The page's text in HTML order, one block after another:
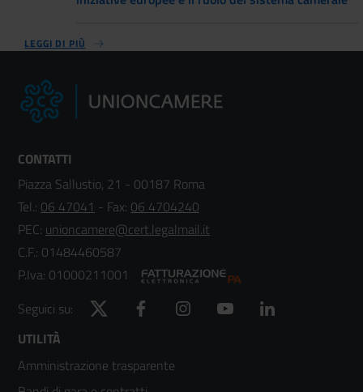
LEGGI DI PIÙ
CONTATTI
Piazza Sallustio, 21 - 00187 Roma
Tel.: 06 47041 - Fax: 06 4704240
PEC: unioncamere@cert.legalmail.it
C.F.: 01484460587
P.Iva: 01000211001
Seguici su:
Twitter Facebook Instagram YouTube
Footer
menù
UTILITÀ
Amministrazione trasparente